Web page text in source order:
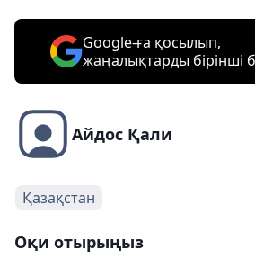
Google-ға қосылып,
жаңалықтарды бірінші
Айдос Қали
Қазақстан
Оқи отырыңыз